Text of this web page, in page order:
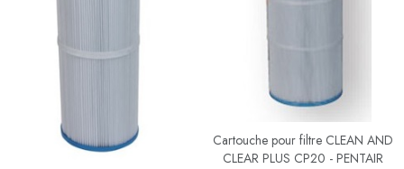
Cartouche pour filtre CLEAN AND
CLEAR PLUS CP20 - PENTAIR